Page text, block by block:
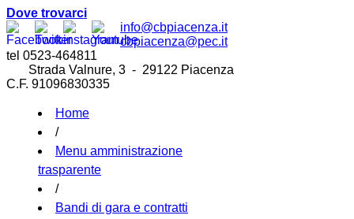
Dove trovarci
info@cbpiacenza.it
cbpiacenza@pec.it
tel 0523-464811
Strada Valnure, 3 - 29122 Piacenza
C.F. 91096830335
Home
/
Menu amministrazione
trasparente
/
Bandi di gara e contratti